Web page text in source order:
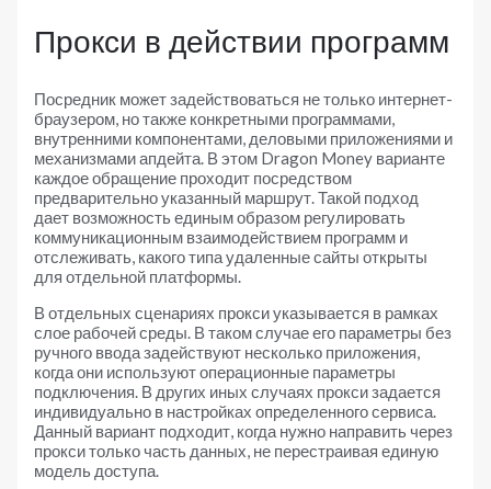
Прокси в действии программ
Посредник может задействоваться не только интернет-
браузером, но также конкретными программами,
внутренними компонентами, деловыми приложениями и
механизмами апдейта. В этом Dragon Money варианте
каждое обращение проходит посредством
предварительно указанный маршрут. Такой подход
дает возможность единым образом регулировать
коммуникационным взаимодействием программ и
отслеживать, какого типа удаленные сайты открыты
для отдельной платформы.
В отдельных сценариях прокси указывается в рамках
слое рабочей среды. В таком случае его параметры без
ручного ввода задействуют несколько приложения,
когда они используют операционные параметры
подключения. В других иных случаях прокси задается
индивидуально в настройках определенного сервиса.
Данный вариант подходит, когда нужно направить через
прокси только часть данных, не перестраивая единую
модель доступа.